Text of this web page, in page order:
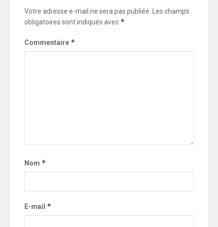
Votre adresse e-mail ne sera pas publiée.
Les champs
obligatoires sont indiqués avec *
Commentaire *
Nom *
E-mail *